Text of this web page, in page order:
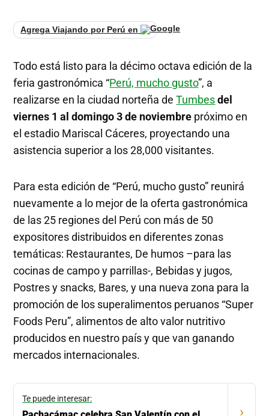
Agrega Viajando por Perú en
Todo está listo para la décimo octava edición de la
feria gastronómica “Perú, mucho gusto”, a
realizarse en la ciudad norteña deTumbes del
viernes 1 al domingo 3 de noviembre próximo en
el estadio Mariscal Cáceres, proyectando una
asistencia superior a los 28,000 visitantes.
Para esta edición de “Perú, mucho gusto” reunirá
nuevamente a lo mejor de la oferta gastronómica
de las 25 regiones del Perú con más de 50
expositores distribuidos en diferentes zonas
temáticas: Restaurantes, De humos –para las
cocinas de campo y parrillas-, Bebidas y jugos,
Postres y snacks, Bares, y una nueva zona para la
promoción de los superalimentos peruanos “Super
Foods Peru”, alimentos de alto valor nutritivo
producidos en nuestro país y que van ganando
mercados internacionales.
Te puede interesar:
›